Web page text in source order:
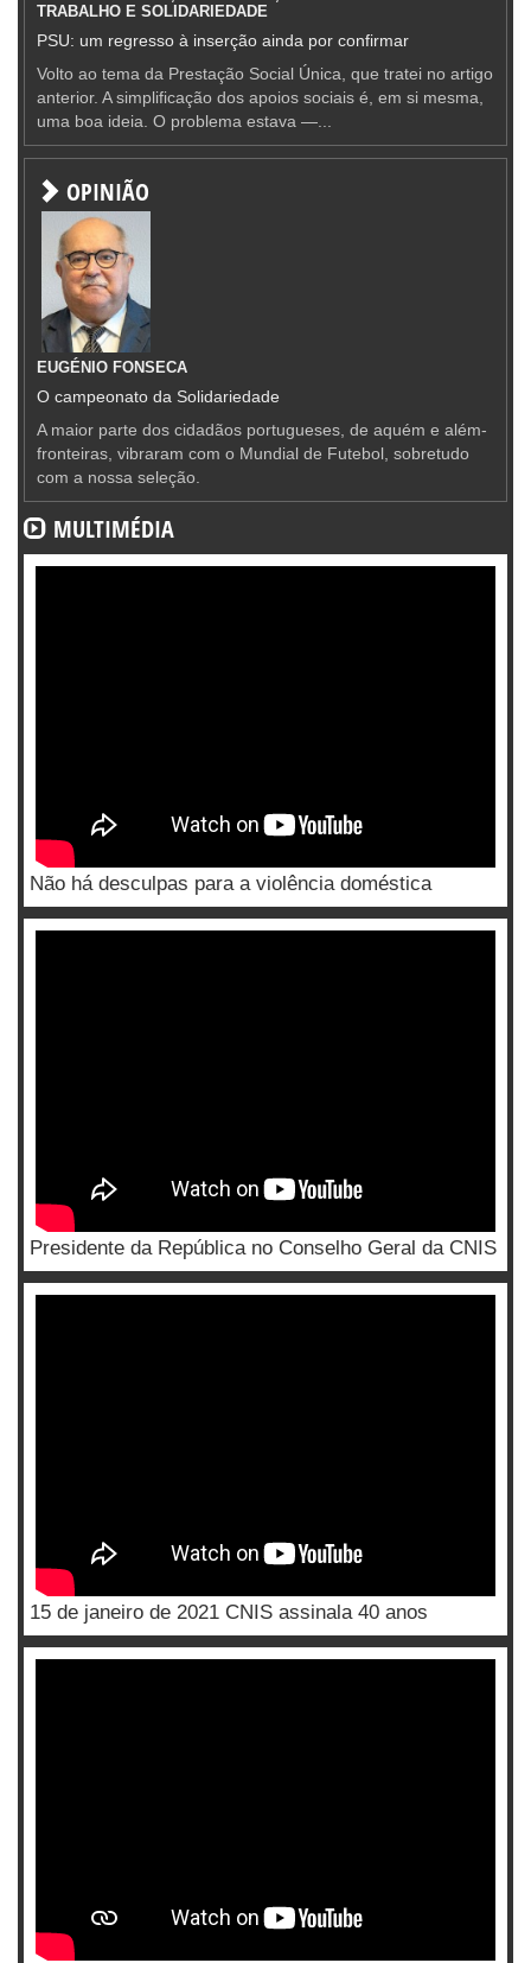
TRABALHO E SOLIDARIEDADE
PSU: um regresso à inserção ainda por confirmar
Volto ao tema da Prestação Social Única, que tratei no artigo
anterior. A simplificação dos apoios sociais é, em si mesma,
uma boa ideia. O problema estava —...
OPINIÃO
EUGÉNIO FONSECA
O campeonato da Solidariedade
A maior parte dos cidadãos portugueses, de aquém e além-
fronteiras, vibraram com o Mundial de Futebol, sobretudo
com a nossa seleção.
MULTIMÉDIA
Não há desculpas para a violência doméstica
Presidente da República no Conselho Geral da CNIS
15 de janeiro de 2021 CNIS assinala 40 anos